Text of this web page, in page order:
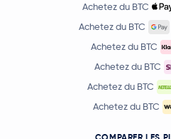
Achetez du BTC
Achetez du BTC
Achetez du BTC
Achetez du BTC
Achetez du BTC
Achetez du BTC